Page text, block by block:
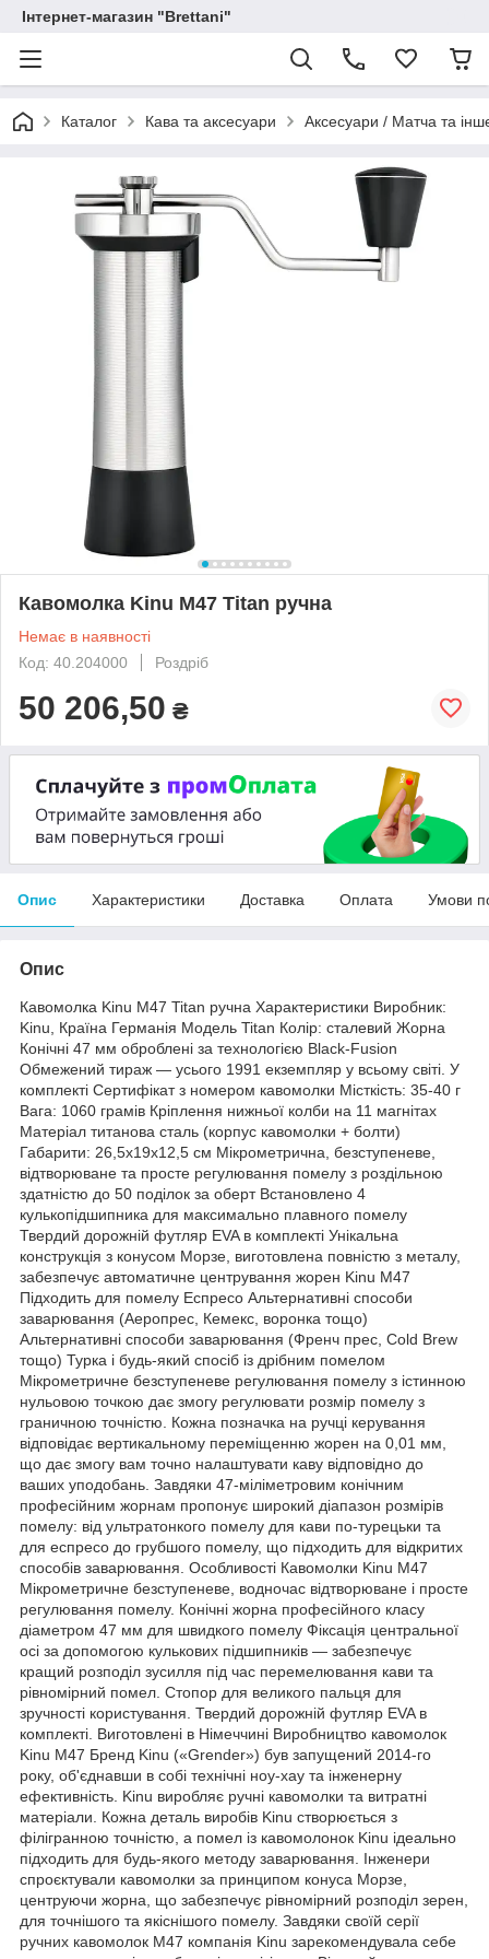
Інтернет-магазин "Brettani"
Каталог Кава та аксесуари Аксесуари / Матча та
Кавомолка Kinu M47 Titan ручна
Немає в наявності
Код: 40.204000
Роздріб
50 206,50 ₴
Опис Характеристики Доставка Оплата Умови
Опис
Кавомолка Kinu M47 Titan ручна Характеристики Виробник:
Kinu, Країна Германія Модель Titan Колір: сталевий Жорна
Конічні 47 мм оброблені за технологією Black-Fusion
Обмежений тираж — усього 1991 екземпляр у всьому світі. У
комплекті Сертифікат з номером кавомолки Місткість: 35-40 г
Вага: 1060 грамів Кріплення нижньої колби на 11 магнітах
Матеріал титанова сталь (корпус кавомолки + болти)
Габарити: 26,5х19х12,5 см Мікрометрична, безступеневе,
відтворюване та просте регулювання помелу з роздільною
здатністю до 50 поділок за оберт Встановлено 4
кулькопідшипника для максимально плавного помелу
Твердий дорожній футляр EVA в комплекті Унікальна
конструкція з конусом Морзе, виготовлена повністю з металу,
забезпечує автоматичне центрування жорен Kinu M47
Підходить для помелу Еспресо Альтернативні способи
заварювання (Аеропрес, Кемекс, воронка тощо)
Альтернативні способи заварювання (Френч прес, Cold Brew
тощо) Турка і будь-який спосіб із дрібним помелом
Мікрометричне безступеневе регулювання помелу з істинною
нульовою точкою дає змогу регулювати розмір помелу з
граничною точністю. Кожна позначка на ручці керування
відповідає вертикальному переміщенню жорен на 0,01 мм,
що дає змогу вам точно налаштувати каву відповідно до
ваших уподобань. Завдяки 47-міліметровим конічним
професійним жорнам пропонує широкий діапазон розмірів
помелу: від ультратонкого помелу для кави по-турецьки та
для еспресо до грубшого помелу, що підходить для відкритих
способів заварювання. Особливості Кавомолки Kinu M47
Мікрометричне безступеневе, водночас відтворюване і просте
регулювання помелу. Конічні жорна професійного класу
діаметром 47 мм для швидкого помелу Фіксація центральної
осі за допомогою кулькових підшипників — забезпечує
кращий розподіл зусилля під час перемелювання кави та
рівномірний помел. Стопор для великого пальця для
зручності користування. Твердий дорожній футляр EVA в
комплекті. Виготовлені в Німеччині Виробництво кавомолок
Kinu M47 Бренд Kinu («Grender») був запущений 2014-го
року, об'єднавши в собі технічні ноу-хау та інженерну
ефективність. Kinu виробляє ручні кавомолки та витратні
матеріали. Кожна деталь виробів Kinu створюється з
філігранною точністю, а помел із кавомолонок Kinu ідеально
підходить для будь-якого методу заварювання. Інженери
спроєктували кавомолки за принципом конуса Морзе,
центруючи жорна, що забезпечує рівномірний розподіл зерен,
для точнішого та якіснішого помелу. Завдяки своїй серії
ручних кавомолок M47 компанія Kinu зарекомендувала себе